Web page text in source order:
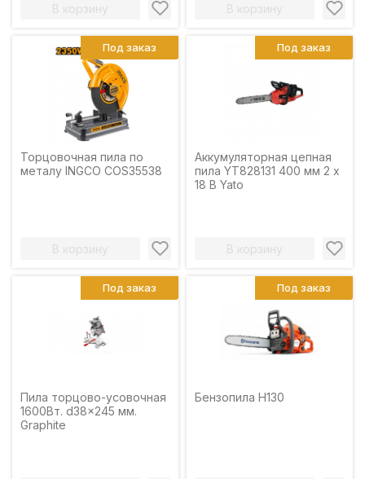
В корзину В корзину
Торцовочная пила по
металу INGCO COS35538
В корзину
Под заказ
Аккумуляторная цепная
пила YT828131 400 мм 2 x
18 В Yato
В корзину
Под заказ
Пила торцово-усовочная
1600Вт. d38x245 мм.
Graphite
Под заказ
Бензопила H130
Под заказ